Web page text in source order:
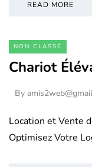
READ MORE
NON CLASSÉ
Chariot
By
Location et Vente
Optimisez Votre